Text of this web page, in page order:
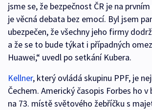
jsme se, že bezpečnost ČR je na
je věcná debata bez emocí. Byl jsem
ubezpečen, že všechny jeho firmy
a že se to bude týkat i případných
Huawei,“ uvedl po setkání Kubera.
Kellner, který ovládá skupinu PPF, je
Čechem. Americký časopis Forbes ho v
na 73. místě světového žebříčku s